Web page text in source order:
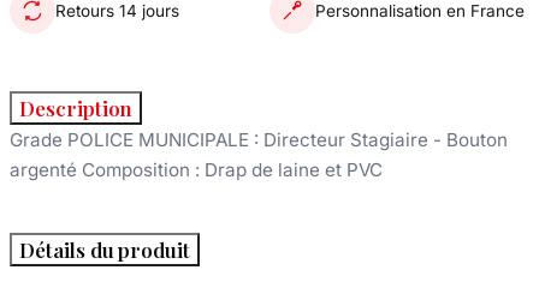
Retours 14 jours
Personnalisation en France
Description
Grade POLICE MUNICIPALE : Directeur Stagiaire - Bouton
argenté Composition : Drap de laine et PVC
Détails du produit